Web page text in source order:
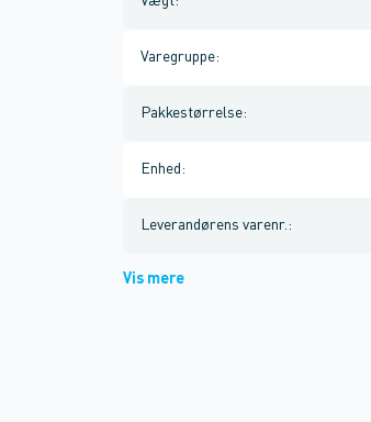
Varegruppe:
Pakkestørrelse:
Enhed :
Leverandørens varenr. :
Vis mere